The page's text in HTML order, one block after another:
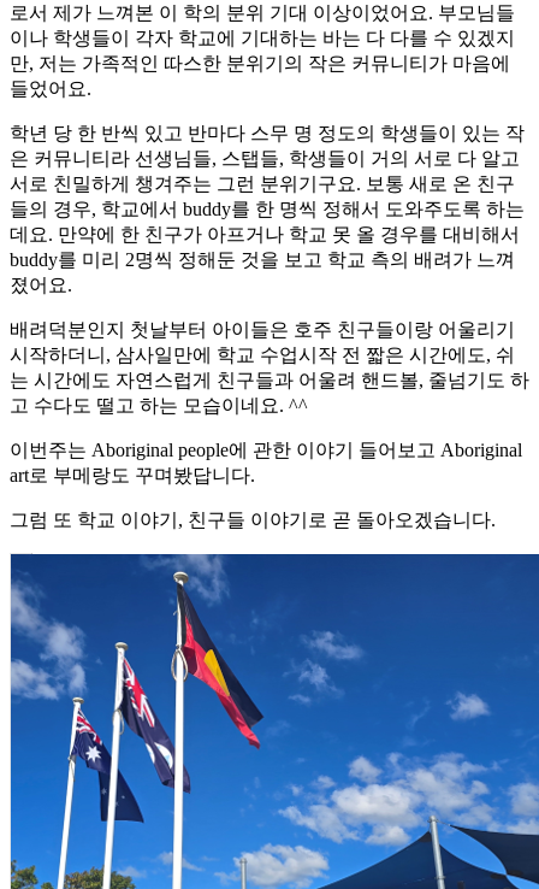
로서 제가 느껴본 이 학의 분위 기대 이상이었어요. 부모님들
이나 학생들이 각자 학교에 기대하는 바는 다 다를 수 있겠지
만, 저는 가족적인 따스한 분위기의 작은 커뮤니티가 마음에
들었어요.
학년 당 한 반씩 있고 반마다 스무 명 정도의 학생들이 있는 작
은 커뮤니티라 선생님들, 스탭들, 학생들이 거의 서로 다 알고
서로 친밀하게 챙겨주는 그런 분위기구요. 보통 새로 온 친구
들의 경우, 학교에서 buddy를 한 명씩 정해서 도와주도록 하는
데요. 만약에 한 친구가 아프거나 학교 못 올 경우를 대비해서
buddy를 미리 2명씩 정해둔 것을 보고 학교 측의 배려가 느껴
졌어요.
배려덕분인지 첫날부터 아이들은 호주 친구들이랑 어울리기
시작하더니 , 삼사일만에 학교 수업시작 전 짧은 시간에도, 쉬
는 시간에도 자연스럽게 친구들과 어울려 핸드볼, 줄넘기도 하
고 수다도 떨고 하는 모습이네요. ^^
이번주는 Aboriginal people에 관한 이야기 들어보고 Aboriginal
art로 부메랑도 꾸며봤답니다.
그럼 또 학교 이야기 , 친구들 이야기로 곧 돌아오겠습니다.